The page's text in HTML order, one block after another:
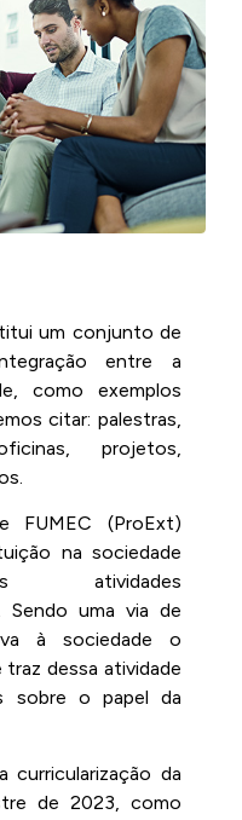
um conjunto de
entre a
como exemplos
citar: palestras,
projetos,
FUMEC (ProExt)
na sociedade
Sendo uma via de
à sociedade o
dessa atividade
sobre o papel da
curricularização da
de 2023, como